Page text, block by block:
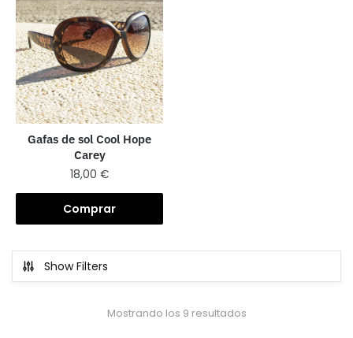
Gafas de sol Cool Hope
Carey
18,00 €
Comprar
Show Filters
Mostrando los 9 resultados